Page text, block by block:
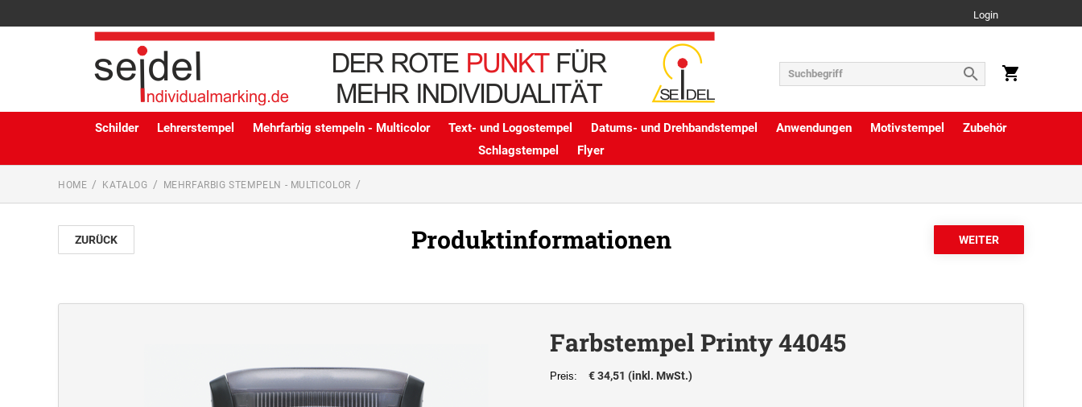
Login
Schilder Lehrerstempel Mehrfarbig stempeln - Multicolor Text- und Logostempel Datums- und Drehbandstempel Anwendungen Motivstempel
Zubehör
Schlagstempel
Flyer
HOME KATALOG MEHRFARBIG STEMPELN - MULTICOLOR
ZURÜCK Produktinformationen
Farbstempel Printy 44045
Preis: € 34,51 (inkl. MwSt.)